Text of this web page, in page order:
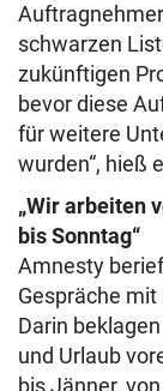
schwarzen
zukünftigen
bevor diese
für weitere
wurden“, hieß
„Wir arbeiten
bis Sonntag“
Amnesty
Gespräche
Darin
und Urlaub
bis Jänner,